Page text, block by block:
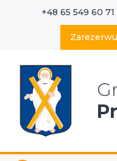
+48 65 549 60 71
Wyszukaj w serwisie